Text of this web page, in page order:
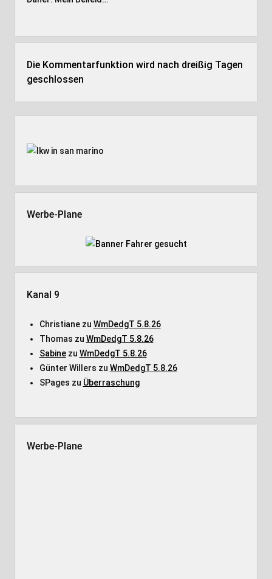
Die Kommentarfunktion wird nach dreißig Tagen
geschlossen
Werbe-Plane
Kanal 9
Christianezu WmDedgT 5.8.26
Thomas zu WmDedgT 5.8.26
Sabinezu WmDedgT 5.8.26
Günter Willers zu WmDedgT 5.8.26
SPages zu Überraschung
Werbe-Plane